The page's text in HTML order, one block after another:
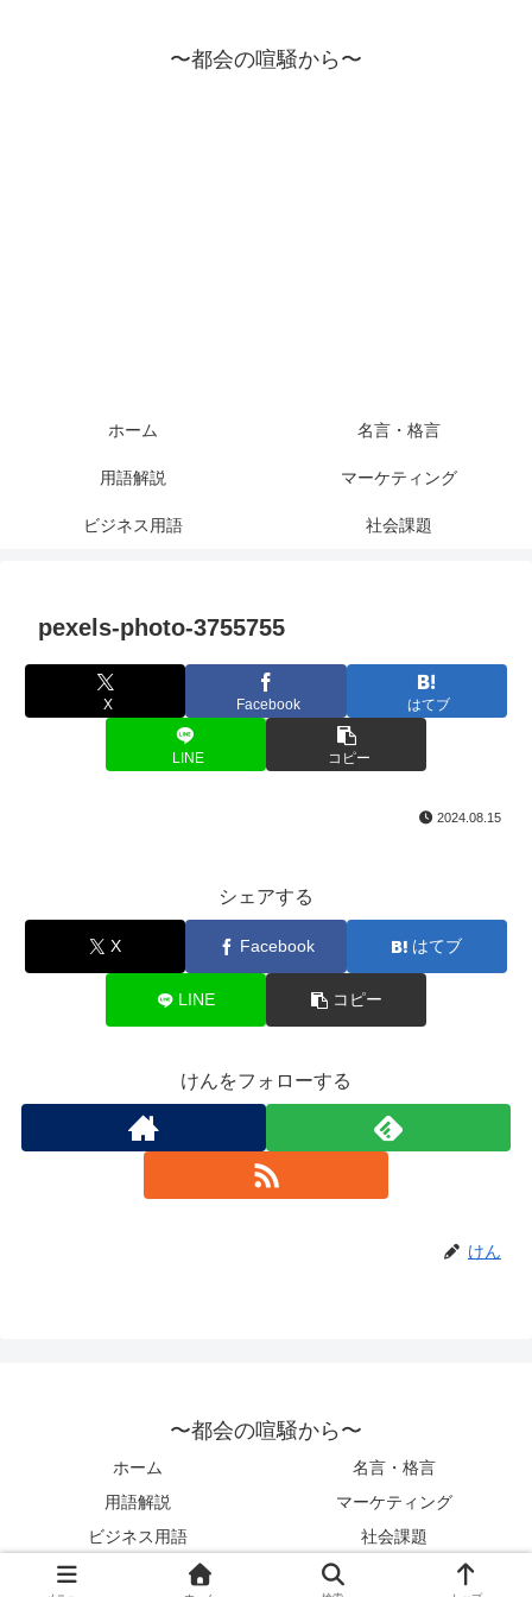
〜都会の喧騒から〜
ホーム 名言・格言
用語解説 マーケティング
ビジネス用語 社会課題
pexels-photo-3755755
X Facebook はてブ
LINE コピー
2024.08.15
シェアする
X Facebook はてブ
LINE コピー
けんをフォローする
けん
〜都会の喧騒から〜
ホーム
名言・格言
用語解説
マーケティング
ビジネス用語
社会課題
© 2022 〜都会の喧騒から〜.